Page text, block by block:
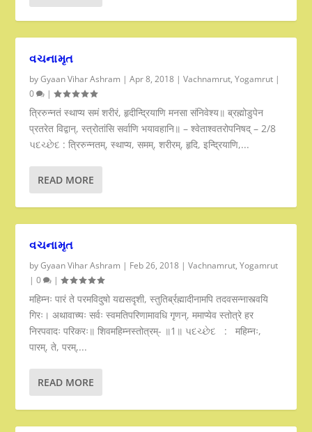
વચનામૃત
byGyaan Vihar Ashram |Apr 8, 2018 |Vachnamrut,Yogamrut |
0
|
त्रिरुन्नतं स्थाप्य समं शरीरं, हृदीन्द्रियाणि मनसा संनिवेश्य॥ ब्रह्मोडुपेन
प्रतरेत विद्वान्, स्त्रोतांसि सर्वाणि भयावहानि॥ – श्वेताश्वतरोपनिषद् – 2/8
પદચ્છેદ : त्रिरुन्नतम्, स्थाप्य, समम्, शरीरम्, हृदि, इन्द्रियाणि,...
READ MORE
વચનામૃત
byGyaan Vihar Ashram | Feb 26, 2018 |Vachnamrut,Yogamrut
|0 |
महिम्नः पारं ते परमविदुषो यद्यसदृशी, स्तुतिर्ब्रह्मादीनामपि तदवसन्नास्त्वयि
गिरः। अथावाच्यः सर्वः स्वमतिपरिणामावधि गृणन्, ममाप्येव स्तोत्रे हर
निरपवादः परिकरः॥ शिवमहिम्नस्तोत्रम्- ॥1॥ પદચ્છેદ : महिम्नः,
पारम्, ते, परम्,...
READ MORE